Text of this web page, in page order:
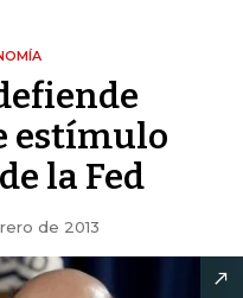
estímulo
la Fed
de 2013